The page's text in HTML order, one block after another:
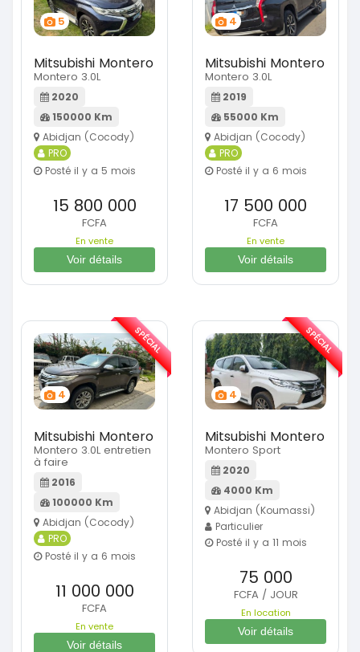
5
Mitsubishi Montero
Montero 3.0L
2020
150000 Km
Abidjan (Cocody)
PRO
Posté il y a 5 mois
15 800 000
FCFA
En vente
Voir détails
4
Mitsubishi Montero
Montero 3.0L
2019
55000 Km
Abidjan (Cocody)
PRO
Posté il y a 6 mois
17 500 000
FCFA
En vente
Voir détails
4
Mitsubishi Montero
Montero 3.0L entretien
à faire
2016
100000 Km
Abidjan (Cocody)
PRO
Posté il y a 6 mois
11 000 000
FCFA
En vente
Voir détails
SPÉCIAL
4
Mitsubishi Montero
Montero Sport
2020
4000 Km
Abidjan (Koumassi)
Particulier
Posté il y a 11 mois
75 000
FCFA / JOUR
En location
Voir détails
SPÉCIAL